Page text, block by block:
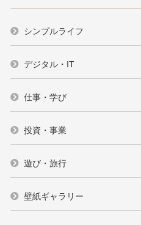
シンプルライフ
デジタル・IT
仕事・学び
投資・事業
遊び・旅行
壁紙ギャラリー